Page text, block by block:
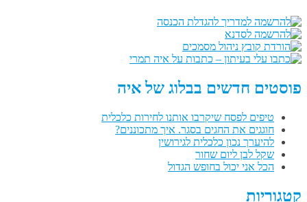
פוסטים חדשים בבלוג של איה
טיפים לפסח שיקרבו אותנו לחירות כלכלית
חוגגים את החגים בסגר. איך מתכוננים?
להיערך נכון כלכלית לגירושין
שקל לבן ליום שחור
הכל אני יכול בחופש הגדול
קטגוריות